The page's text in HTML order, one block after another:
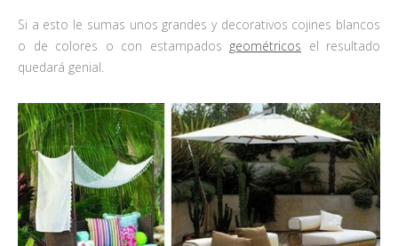
Si a esto le sumas unos grandes y decorativos cojines blancos
o de colores o con estampados geométricos el resultado
quedará genial.